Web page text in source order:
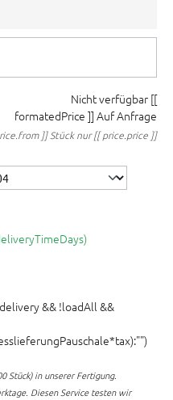
Nicht verfügbar [[
formatedPrice ]] Auf Anfrage
]] Stück nur [[ price.price ]]
&& !loadAll &&
Stück) in unserer Fertigung.
Diesen Service testen wir